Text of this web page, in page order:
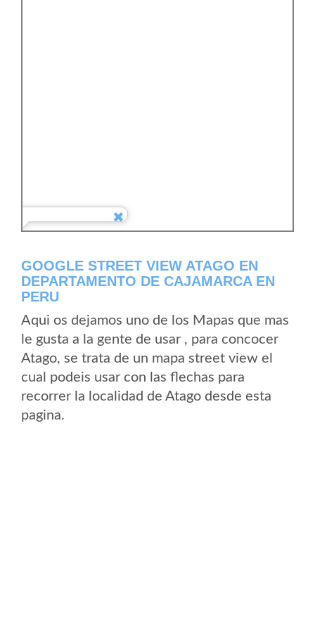
GOOGLE STREET VIEW ATAGO EN
DEPARTAMENTO DE CAJAMARCA EN
PERU
Aqui os dejamos uno de los Mapas que mas
le gusta a la gente de usar , para concocer
Atago, se trata de un mapa street view el
cual podeis usar con las flechas para
recorrer la localidad de Atago desde esta
pagina.